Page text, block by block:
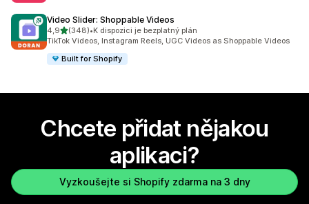
Video Slider: Shoppable Videos
4,9z 5 hvězd
(348)
Celkový počet recenzí: 348
•K dispozici je bezplatný plán
TikTok Videos, Instagram Reels, UGC Videos as Shoppable Videos
Built for Shopify
Chcete přidat nějakou
aplikaci?
Vyzkoušejte si Shopify zdarma na 3 dny